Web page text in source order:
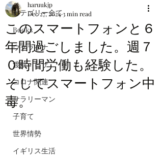
カテゴリー全て
Books
ウクライナ
渡航・ビザ
コロナ関連
サラリーマン
子育て
世界情勢
イギリス生活
このスマートフォンと６
年間過ごしました。週７
０時間労働も経験した。
そしてスマートフォン中
毒。
haruukjp
Dec 27, 20243 min read